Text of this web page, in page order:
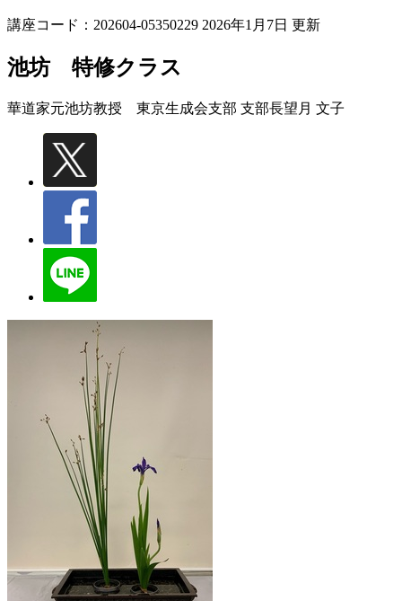
講座コード：202604-05350229 2026年1月7日 更新
池坊 特修クラス
華道家元池坊教授 東京生成会支部 支部長望月 文子